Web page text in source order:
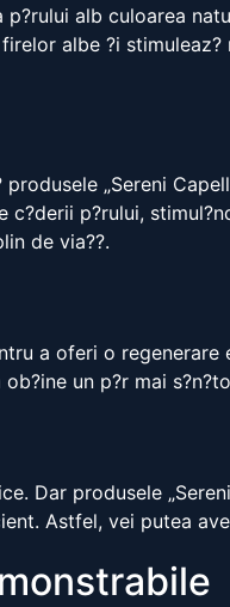
alb culoarea
albe ?i
„Sereni
p?rului,
de via??.
a oferi o
un p?r mai
Dar produsele
Astfel, vei putea